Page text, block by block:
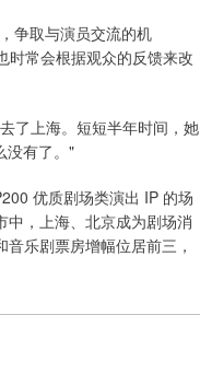
争取与演员交流的机
时常会根据观众的反馈来改
了上海。短短半年时间，她
没有了。"
优质剧场类演出 IP 的场
，上海、北京成为剧场消
乐剧票房增幅位居前三，